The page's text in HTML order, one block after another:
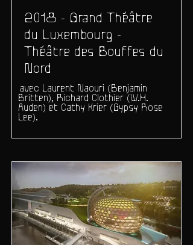
2018 - Grand Théâtre
du Luxembourg -
Théâtre des Bouffes du
Nord
avec Laurent Naouri (Benjamin
Britten), Richard Clothier (W.H.
Auden) et Cathy Krier (Gypsy Rose
Lee).